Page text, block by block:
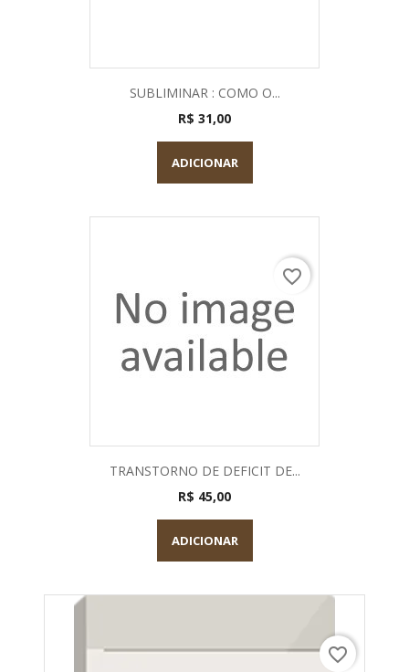
SUBLIMINAR : COMO O...
R$ 31,00
ADICIONAR
TRANSTORNO DE DEFICIT DE...
R$ 45,00
ADICIONAR
favorite_border
favorite_border